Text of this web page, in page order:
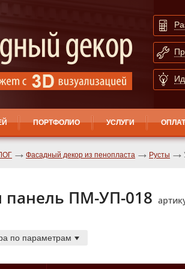
ПОРТФОЛИО УСЛУГИ
Фасадный декор из пенопласта Русты
панель ПМ-УП-018
по параметрам